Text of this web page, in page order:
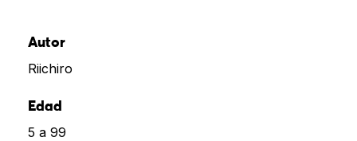
Autor
Riichiro
Edad
5 a 99